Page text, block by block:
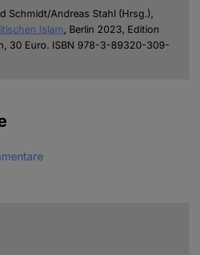
Schmidt/Andreas Stahl (Hrsg.),
Islam, Berlin 2023, Edition
30 Euro. ISBN 978-3-89320-309-